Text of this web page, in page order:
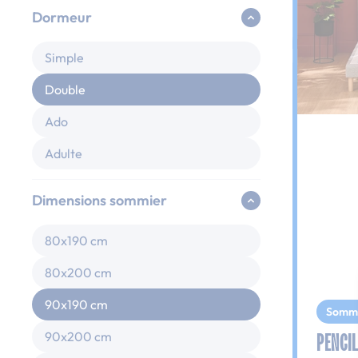
Dormeur
Simple
Double
Ado
Adulte
Dimensions sommier
80x190 cm
80x200 cm
90x190 cm
90x200 cm
PENCIL